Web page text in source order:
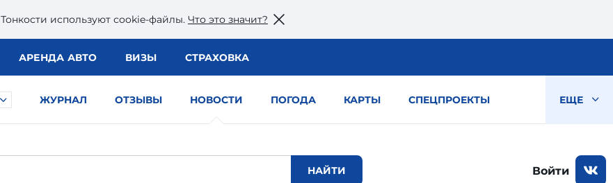
Тонкости используют сookie-файлы. Что это значит?
АРЕНДА АВТО ВИЗЫ СТРАХОВКА
ЖУРНАЛ ОТЗЫВЫ НОВОСТИ ПОГОДА КАРТЫ СПЕЦПРОЕКТЫ ЕЩЕ
Войти